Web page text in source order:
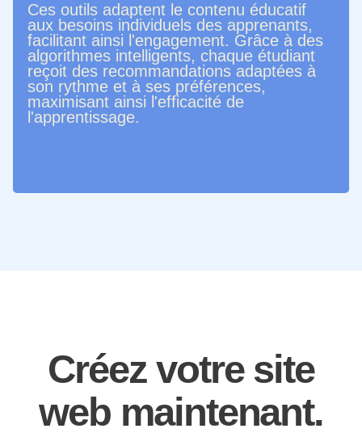
Ces outils adaptent le contenu éducatif
aux besoins individuels des apprenants,
facilitant ainsi l'engagement. Grâce à des
algorithmes intelligents, chaque étudiant
reçoit des recommandations adaptées à
son rythme et à ses préférences,
maximisant ainsi l'efficacité de
l'apprentissage.
Créez votre site
web maintenant.